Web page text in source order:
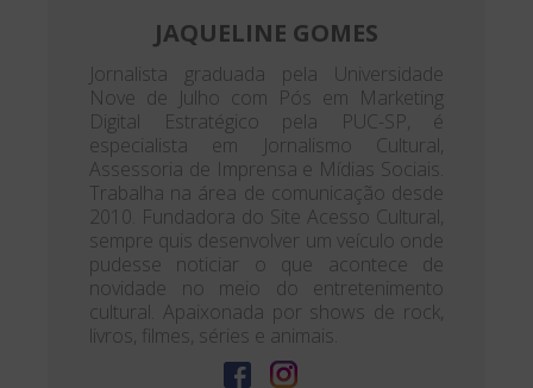
JAQUELINE GOMES
Jornalista graduada pela Universidade
Nove de Julho com Pós em Marketing
Digital Estratégico pela PUC-SP, é
especialista em Jornalismo Cultural,
Assessoria de Imprensa e Mídias Sociais.
Trabalha na área de comunicação desde
2010. Fundadora do Site Acesso Cultural,
sempre quis desenvolver um veículo onde
pudesse noticiar o que acontece de
novidade no meio do entretenimento
cultural. Apaixonada por shows de rock,
livros, filmes, séries e animais.